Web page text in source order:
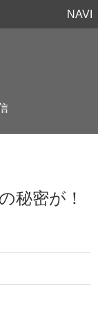
NAVI
秘密が！